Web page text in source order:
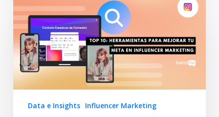
Data e Insights Influencer Marketing